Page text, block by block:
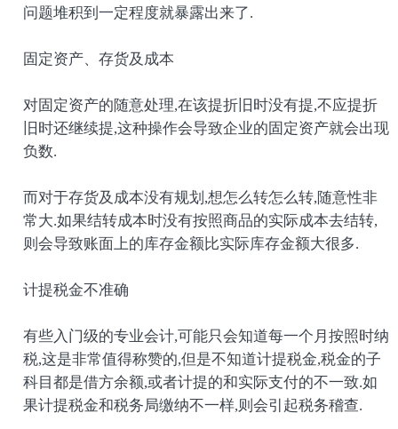
问题堆积到一定程度就暴露出来了.
固定资产、存货及成本
对固定资产的随意处理,在该提折旧时没有提,不应提折
旧时还继续提,这种操作会导致企业的固定资产就会出现
负数.
而对于存货及成本没有规划,想怎么转怎么转,随意性非
常大.如果结转成本时没有按照商品的实际成本去结转,
则会导致账面上的库存金额比实际库存金额大很多.
计提税金不准确
有些入门级的专业会计,可能只会知道每一个月按照时纳
税,这是非常值得称赞的,但是不知道计提税金,税金的子
科目都是借方余额,或者计提的和实际支付的不一致.如
果计提税金和税务局缴纳不一样,则会引起税务稽查.